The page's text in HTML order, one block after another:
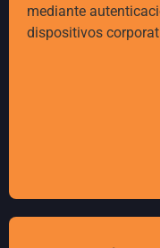
mediante
dispositivos